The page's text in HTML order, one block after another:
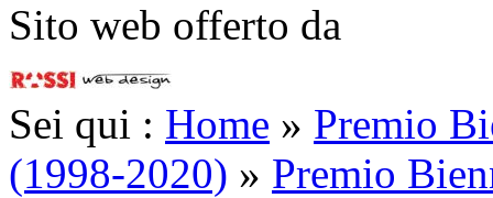
Sito web offerto da
Sei qui : Home » Premio
(1998-2020) » Premio